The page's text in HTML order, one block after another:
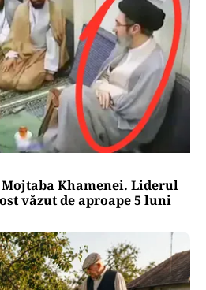
Khamenei. Liderul
văzut de aproape 5 luni